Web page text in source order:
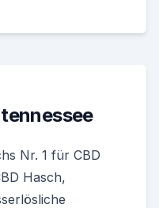
Nr. 1 für CBD
Hasch,